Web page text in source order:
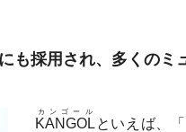
も採用され、多くのミ
KANGOL
カンゴール
といえば、